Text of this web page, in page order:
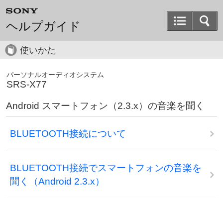
ヘルプガイド
使いかた
パーソナルオーディオシステム
SRS-X77
Android スマートフォン（2.3.x）の音楽を聞く
BLUETOOTH接続について
BLUETOOTH接続でスマートフォンの音楽を
聞く（Android 2.3.x）